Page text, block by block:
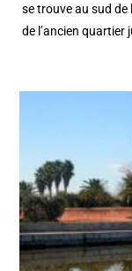
se trouve au sud de
de l’ancien quartier